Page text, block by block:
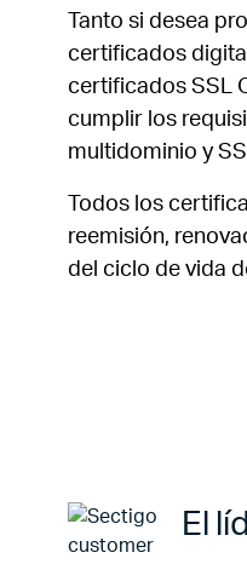
Tanto si desea
certificados
certificados SSL
cumplir los
multidominio y
Todos los
reemisión,
del ciclo de vida
El